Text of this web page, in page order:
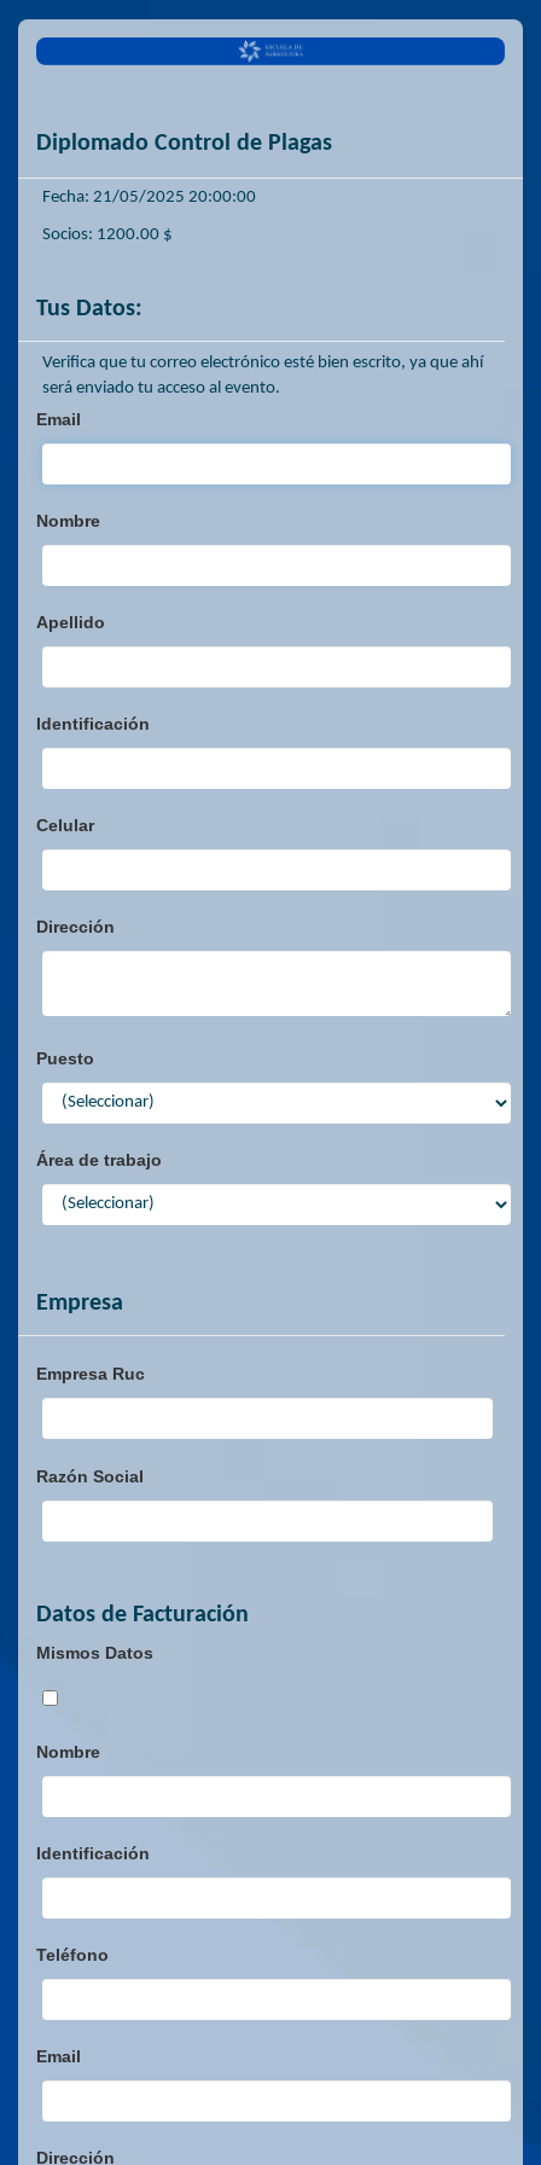
Diplomado Control de Plagas
Fecha: 21/05/2025 20:00:00
Socios: 1200.00 $
Tus Datos:
Verifica que tu correo electrónico esté bien escrito, ya que ahí
será enviado tu acceso al evento.
Email
Nombre
Apellido
Identificación
Celular
Dirección
Puesto
Área de trabajo
Empresa
Empresa Ruc
Razón Social
Datos de Facturación
Mismos Datos
Nombre
Identificación
Teléfono
Email
Dirección